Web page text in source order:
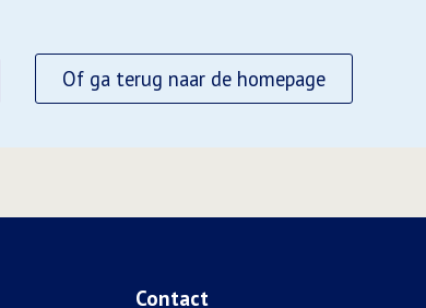
Of ga terug naar de homepage
Contact